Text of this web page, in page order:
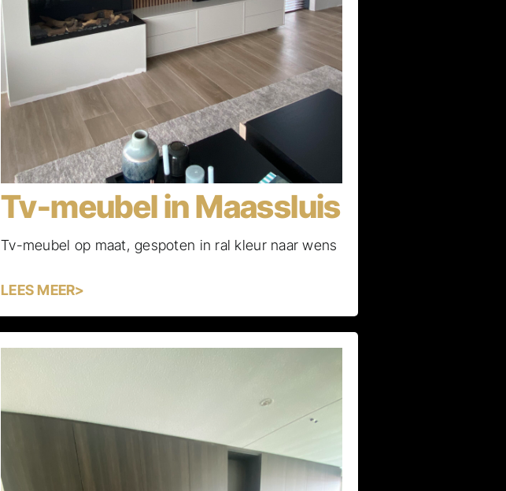
Tv-meubel in Maassluis
Tv-meubel op maat, gespoten in ral kleur naar wens
LEES MEER>